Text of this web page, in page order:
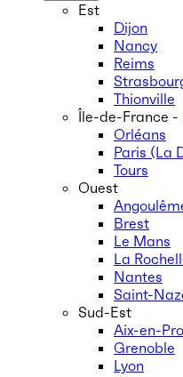
Est
Dijon
Nancy
Reims
Thionville
Île-de-France -
Orléans
Paris (La
Tours
Ouest
Brest
Le Mans
La
Nantes
Saint-
Sud-Est
Aix-en-
Grenoble
Lyon